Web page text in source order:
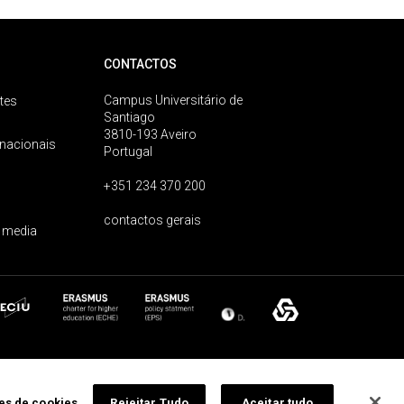
CONTACTOS
Campus Universitário de
Santiago
3810-193 Aveiro
Portugal
+351 234 370 200
contactos gerais